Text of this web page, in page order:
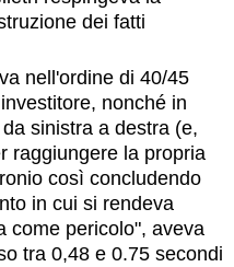
dei fatti
nell'ordine di 40/45
nonché in
sinistra a destra (e,
raggiungere la propria
così concludendo
in cui si rendeva
come pericolo", aveva
tra 0,48 e 0.75 secondi